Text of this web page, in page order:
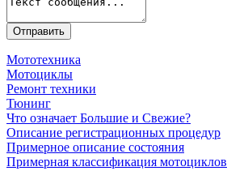
Мототехника
Мотоциклы
Ремонт техники
Тюнинг
Что означает Большие и Свежие?
Описание регистрационных процедур
Примерное описание состояния
Примерная классификация мотоциклов